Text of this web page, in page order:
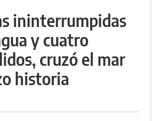
ininterrumpidas
y cuatro
cruzó el mar
historia